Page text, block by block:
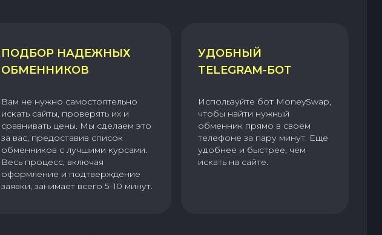
ПОДБОР НАДЕЖНЫХ
ОБМЕННИКОВ
Вам не нужно самостоятельно
искать сайты, проверять их и
сравнивать цены. Мы сделаем это
за вас, предоставив список
обменников с лучшими курсами.
Весь процесс, включая
оформление и подтверждение
заявки, занимает всего 5–10 минут.
УДОБНЫЙ
TELEGRAM-БОТ
Используйте бот MoneySwap,
чтобы найти нужный
обменник прямо в своем
телефоне за пару минут. Еще
удобнее и быстрее, чем
искать на сайте.